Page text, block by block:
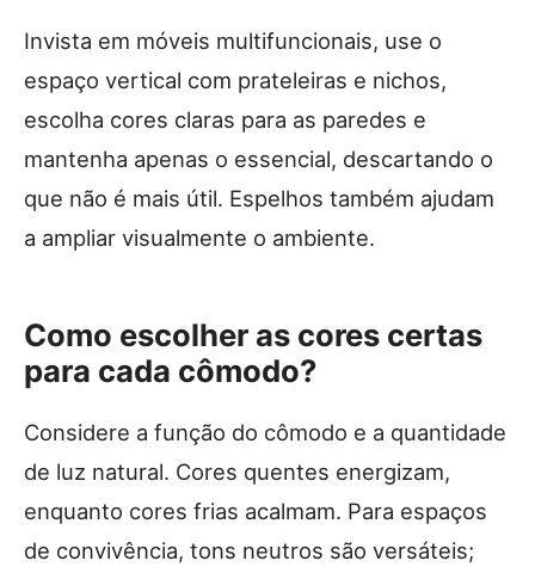
Invista em móveis multifuncionais, use o
espaço vertical com prateleiras e nichos,
escolha cores claras para as paredes e
mantenha apenas o essencial, descartando o
que não é mais útil. Espelhos também ajudam
a ampliar visualmente o ambiente.
Como escolher as cores certas
para cada cômodo?
Considere a função do cômodo e a quantidade
de luz natural. Cores quentes energizam,
enquanto cores frias acalmam. Para espaços
de convivência, tons neutros são versáteis;